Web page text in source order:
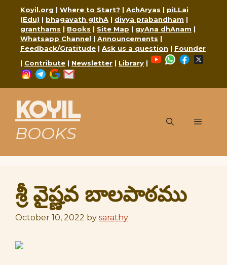
content
Koyil.org | Where to Start? | AchAryas | piLLai
(Edu) | bhagavath gIthA | divya prabandham |
granthams | Books | Site Map | gyAna dhAnam |
Whatsapp Channel | Announcements |
Feedback/Gratitude | Ask us a question | Founder
| Contribute | Newsletter | Library |
YouTubeWhatsApp
Facebook
Instagram
Telegram
Google
KOYIL
BOOKS
Menu
శ్రీ వైష్ణవ బాలపాఠము
October 10, 2022 by sarathy